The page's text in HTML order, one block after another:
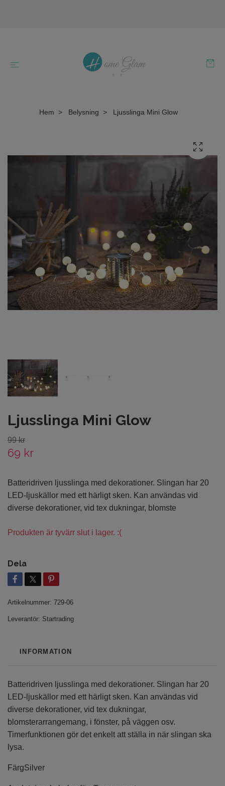
Hem Belysning Ljusslinga Mini Glow
Ljusslinga Mini Glow
99 kr
69 kr
Batteridriven ljusslinga med dekorationer. Slingan har 20
LED-ljuskällor med ett härligt sken. Kan användas vid
diverse dekorationer, vid tex dukningar, blomste
Produkten är tyvärr slut i lager. :(
Dela
Artikelnummer: 729-06
Leverantör: Startrading
INFORMATION
Batteridriven ljusslinga med dekorationer. Slingan har 20
LED-ljuskällor med ett härligt sken. Kan användas vid
diverse dekorationer, vid tex dukningar,
blomsterarrangemang, i fönster, på väggen osv.
Timerfunktionen gör det enkelt att ställa in när slingan ska
lysa.
FärgSilver